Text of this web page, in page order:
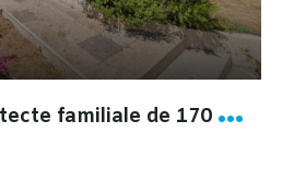
M
aison d’architecte familiale de 170 m² avec jardin, terrasses et double garage dans un quartier résidentiel recherché